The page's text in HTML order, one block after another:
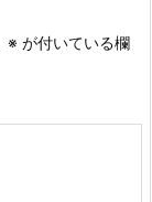
※ が付いている欄